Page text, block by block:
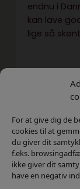
For at give dig de
cookies til at
du giver dit
f.eks.
ikke giver dit
have en negativ
endnu i
kan lave
lige så
Ja da!
pakker